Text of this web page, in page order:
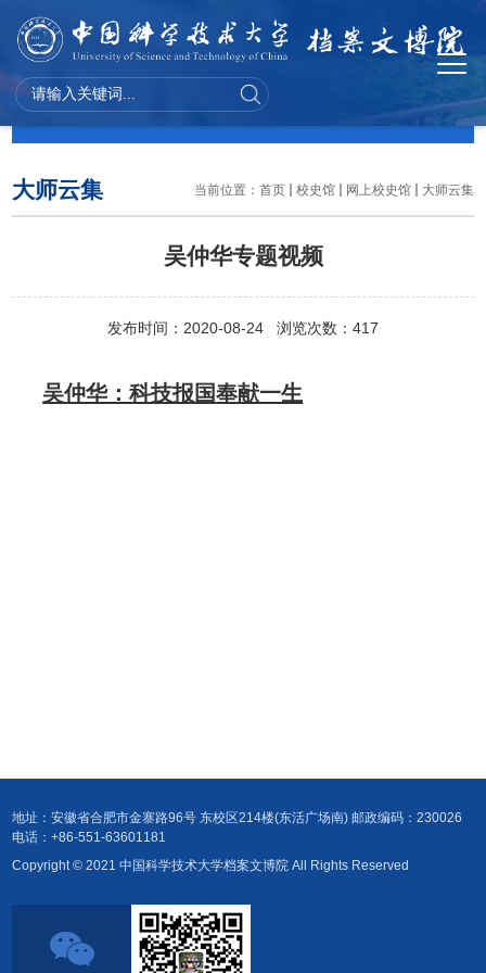
校史馆
大师云集 当前位置： 首页 校史馆 网上校史馆 大师云集
​吴仲华专题视频
发布时间：2020-08-24 浏览次数： 417
吴仲华：科技报国奉献一生
地址：安徽省合肥市金寨路96号 东校区214楼(东活广场南) 邮政编码：230026
电话：+86-551-63601181
Copyright © 2021 中国科学技术大学档案文博院 All Rights Reserved